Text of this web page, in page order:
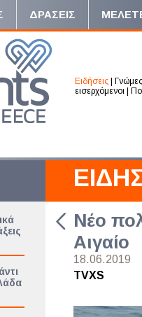
ΔΡΑΣΕΙΣ
Ειδήσεις
Γνώμες
εισερχόμενοι
Νέο
Αιγαίο
18.06.2019
TVXS